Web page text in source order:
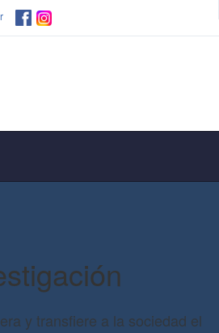
y transfiere a la sociedad el